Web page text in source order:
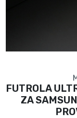
FUTROLA
ZA